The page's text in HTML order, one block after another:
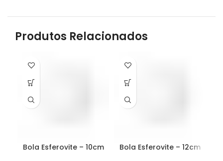
Produtos Relacionados
Bola Esferovite – 10cm
Bola Esferovite – 12cm